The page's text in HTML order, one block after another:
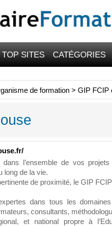
TOP SITES CATÉGORIES
de formation > GIP FCIP
l’ensemble de vos
long de la vie.
de proximité, le GIP
dans tous les
consultants,
et national propre à